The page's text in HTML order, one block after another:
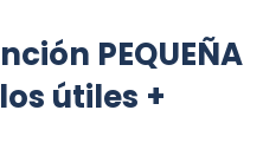
PEQUEÑA
útiles +